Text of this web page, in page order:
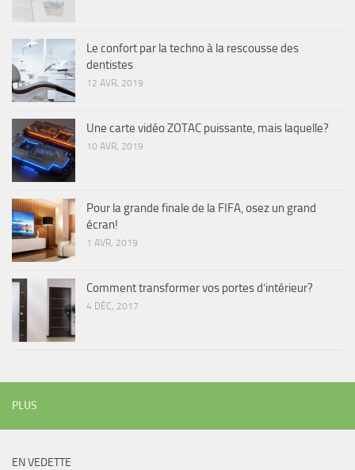
Le confort par la techno à la rescousse des
dentistes
12 AVR, 2019
Une carte vidéo ZOTAC puissante, mais laquelle?
10 AVR, 2019
Pour la grande finale de la FIFA, osez un grand
écran!
1 AVR, 2019
Comment transformer vos portes d’intérieur?
4 DÉC, 2017
PLUS
EN VEDETTE